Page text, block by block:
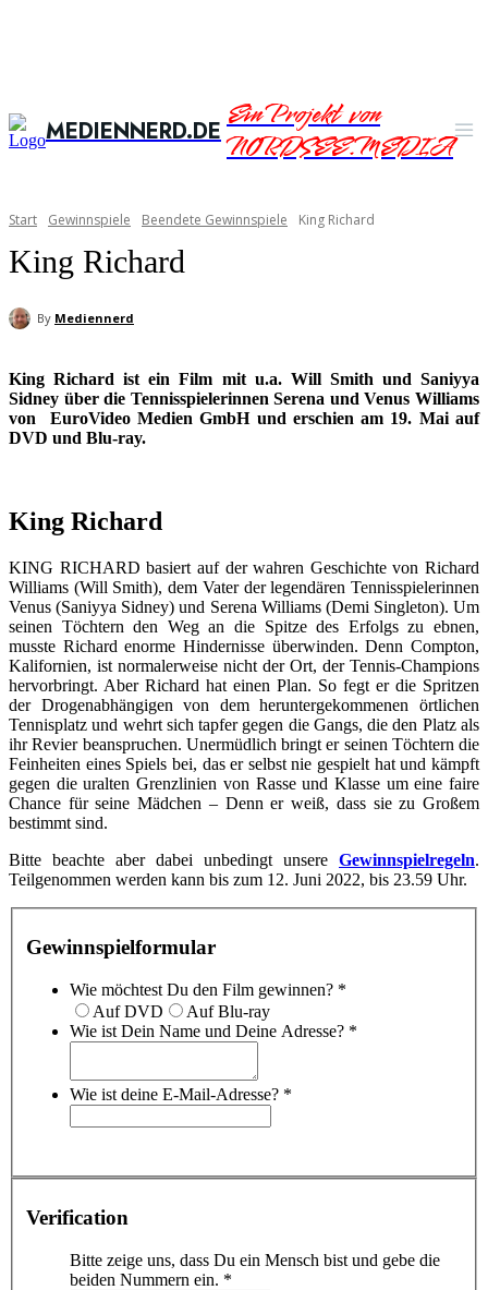
MEDIENNERD.DEEin Projekt von
NORDSEE.MEDIA
Start Gewinnspiele Beendete Gewinnspiele King Richard
King Richard
By Mediennerd
King Richard ist ein Film mit u.a. Will Smith und Saniyya
Sidney über die Tennisspielerinnen Serena und Venus Williams
von
EuroVideo Medien GmbH und erschien am 19. Mai auf
DVD und Blu-ray.
King Richard
KING RICHARD basiert auf der wahren Geschichte von Richard
Williams (Will Smith), dem Vater der legendären Tennisspielerinnen
Venus (Saniyya Sidney) und Serena Williams (Demi Singleton). Um
seinen Töchtern den Weg an die Spitze des Erfolgs zu ebnen,
musste Richard enorme Hindernisse überwinden. Denn Compton,
Kalifornien, ist normalerweise nicht der Ort, der Tennis-Champions
hervorbringt. Aber Richard hat einen Plan. So fegt er die Spritzen
der Drogenabhängigen von dem heruntergekommenen örtlichen
Tennisplatz und wehrt sich tapfer gegen die Gangs, die den Platz als
ihr Revier beanspruchen. Unermüdlich bringt er seinen Töchtern die
Feinheiten eines Spiels bei, das er selbst nie gespielt hat und kämpft
gegen die uralten Grenzlinien von Rasse und Klasse um eine faire
Chance für seine Mädchen – Denn er weiß, dass sie zu Großem
bestimmt sind.
Bitte beachte aber dabei unbedingt unsere Gewinnspielregeln.
Teilgenommen werden kann bis zum 12. Juni 2022, bis 23.59 Uhr.
Gewinnspielformular
Wie möchtest Du den Film gewinnen? *
Auf DVD
Auf Blu-ray
Wie ist Dein Name und Deine Adresse? *
Wie ist deine E-Mail-Adresse? *
Verification
Bitte zeige uns, dass Du ein Mensch bist und gebe die
beiden Nummern ein. *